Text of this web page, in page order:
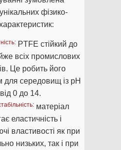
фізико-
PTFE стійкий до
всіх промислових
Це робить його
для середовищ із pH
від 0 до 14.
матеріал
еластичність і
властивості як при
низьких, так і при